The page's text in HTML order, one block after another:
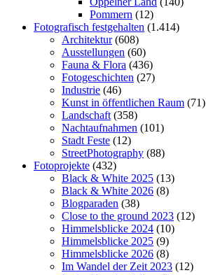
Pommern (12)
Fotografisch festgehalten (1.414)
Architektur(608)
Ausstellungen (60)
Fauna & Flora (436)
Fotogeschichten (27)
Industrie (46)
Kunst in öffentlichen Raum (71)
Landschaft (358)
Nachtaufnahmen (101)
Stadt Feste (12)
StreetPhotography (88)
Fotoprojekte (432)
Black & White 2025 (13)
Black & White 2026 (8)
Blogparaden (38)
Close to the ground 2023 (12)
Himmelsblicke 2024 (10)
Himmelsblicke 2025 (9)
Himmelsblicke 2026 (8)
Im Wandel der Zeit 2023 (12)